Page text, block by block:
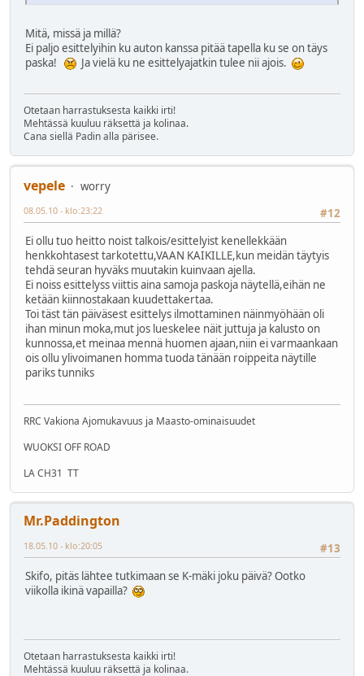
Mitä, missä ja millä?
Ei paljo esittelyihin ku auton kanssa pitää tapella ku se on täys
paska!
Ja vielä ku ne esittelyajatkin tulee nii ajois.
Otetaan harrastuksesta kaikki irti!
Mehtässä kuuluu räksettä ja kolinaa.
Cana siellä Padin alla pärisee.
vepele
worry
#12
08.05.10 - klo:23:22
Ei ollu tuo heitto noist talkois/esittelyist kenellekkään
henkkohtasest tarkotettu,VAAN KAIKILLE,kun meidän täytyis
tehdä seuran hyväks muutakin kuinvaan ajella.
Ei noiss esittelyss viittis aina samoja paskoja näytellä,eihän ne
ketään kiinnostakaan kuudettakertaa.
Toi täst tän päiväsest esittelys ilmottaminen näinmyöhään oli
ihan minun moka,mut jos lueskelee näit juttuja ja kalusto on
kunnossa,et meinaa mennä huomen ajaan,niin ei varmaankaan
ois ollu ylivoimanen homma tuoda tänään roippeita näytille
pariks tunniks
RRC Vakiona Ajomukavuus ja Maasto-ominaisuudet
WUOKSI OFF ROAD
LA CH31 TT
Mr.Paddington
#13
18.05.10 - klo:20:05
Skifo, pitäs lähtee tutkimaan se K-mäki joku päivä? Ootko
viikolla ikinä vapailla?
Otetaan harrastuksesta kaikki irti!
Mehtässä kuuluu räksettä ja kolinaa.